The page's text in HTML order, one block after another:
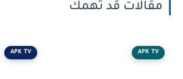
مقالات قد تهمك
APK TV
APK TV